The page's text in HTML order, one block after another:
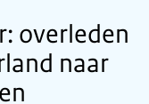
overleden
naar